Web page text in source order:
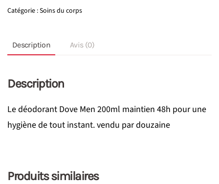
Catégorie :Soins du corps
Description Avis (0)
Description
Le déodorant Dove Men 200ml maintien 48h pour une
hygiène de tout instant. vendu par douzaine
Produits similaires